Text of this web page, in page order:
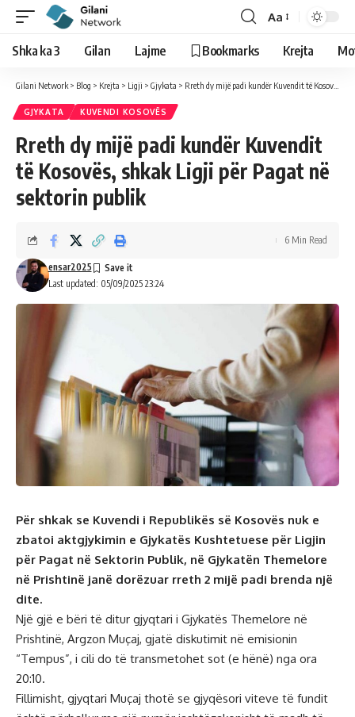
Aa
Shka ka 3 Gilan Lajme Bookmarks Krejta
Gilani Network > Blog > Krejta > Ligji > Gjykata > Rreth dy mijë padi kundër Kuvendit të Kosovës, shkak Ligji për Pagat në sektorin publik
GJYKATA KUVENDI KOSOVËS
Rreth dy mijë padi kundër Kuvendit
të Kosovës, shkak Ligji për Pagat në
sektorin publik
Last updated: 05/09/2025 23:24
ensar2025
6 Min Read
Për shkak se Kuvendi i Republikës së Kosovës nuk e
zbatoi aktgjykimin e Gjykatës Kushtetuese për Ligjin
për Pagat në Sektorin Publik, në Gjykatën Themelore
në Prishtinë janë dorëzuar rreth 2 mijë padi brenda një
dite.
Një gjë e bëri të ditur gjyqtari i Gjykatës Themelore në
Prishtinë, Argzon Muçaj, gjatë diskutimit në emisionin
“Tempus”, i cili do të transmetohet sot (e hënë) nga ora
20:10.
Fillimisht, gjyqtari Muçaj thotë se gjyqësori viteve të fundit